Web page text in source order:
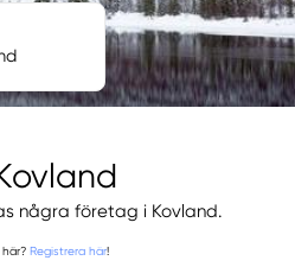
några företag i Kovland.
Registrera här!